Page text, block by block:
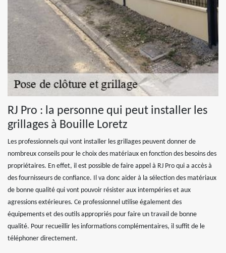
RJ Pro : la personne qui peut installer les
grillages à Bouille Loretz
Les professionnels qui vont installer les grillages peuvent donner de
nombreux conseils pour le choix des matériaux en fonction des besoins des
propriétaires. En effet, il est possible de faire appel à RJ Pro qui a accès à
des fournisseurs de confiance. Il va donc aider à la sélection des matériaux
de bonne qualité qui vont pouvoir résister aux intempéries et aux
agressions extérieures. Ce professionnel utilise également des
équipements et des outils appropriés pour faire un travail de bonne
qualité. Pour recueillir les informations complémentaires, il suffit de le
téléphoner directement.